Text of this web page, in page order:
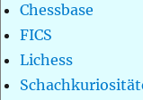
Chessbase
FICS
Lichess